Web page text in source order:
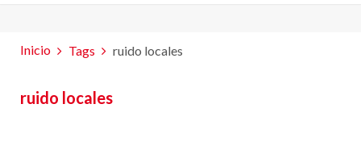
Inicio Tags ruido locales
ruido locales